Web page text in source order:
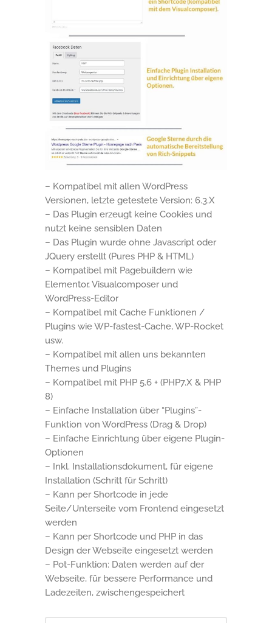
– Kompatibel mit allen WordPress
Versionen, letzte getestete Version: 6.3.X
– Das Plugin erzeugt keine Cookies und
nutzt keine sensiblen Daten
– Das Plugin wurde ohne Javascript oder
JQuery erstellt (Pures PHP & HTML)
– Kompatibel mit Pagebuildern wie
Elementor, Visualcomposer und
WordPress-Editor
– Kompatibel mit Cache Funktionen /
Plugins wie WP-fastest-Cache, WP-Rocket
usw.
– Kompatibel mit allen uns bekannten
Themes und Plugins
– Kompatibel mit PHP 5.6 + (PHP7.X & PHP
8)
– Einfache Installation über “Plugins”-
Funktion von WordPress (Drag & Drop)
– Einfache Einrichtung über eigene Plugin-
Optionen
– Inkl. Installationsdokument, für eigene
Installation (Schritt für Schritt)
– Kann per Shortcode in jede
Seite/Unterseite vom Frontend eingesetzt
werden
– Kann per Shortcode und PHP in das
Design der Webseite eingesetzt werden
– Pot-Funktion: Daten werden auf der
Webseite, für bessere Performance und
Ladezeiten, zwischengespeichert